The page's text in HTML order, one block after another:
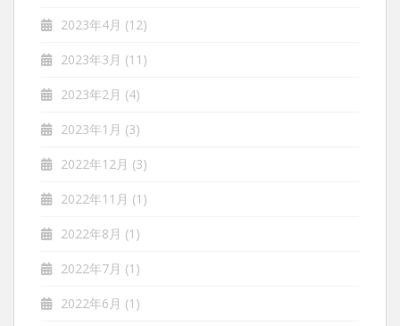
2023年4月 (12)
2023年3月 (11)
2023年2月 (4)
2023年1月 (3)
2022年12月 (3)
2022年11月 (1)
2022年8月 (1)
2022年7月 (1)
2022年6月 (1)